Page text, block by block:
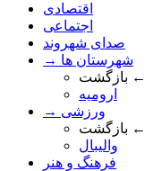
اقتصادی
اجتماعی
صدای شهروند
→ شهرستان ها
بازگشت ←
ارومیه
→ ورزشی
بازگشت ←
والیبال
فرهنگ و هنر